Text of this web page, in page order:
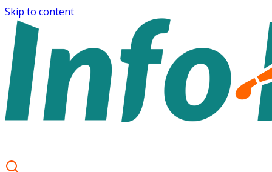
Skip to content